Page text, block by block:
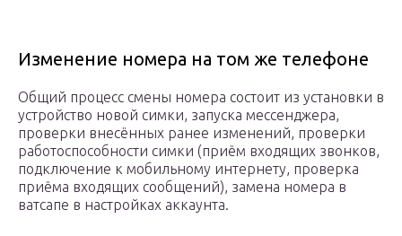
Изменение номера на том же телефоне
Общий процесс смены номера состоит из установки в
устройство новой симки, запуска мессенджера,
проверки внесённых ранее изменений, проверки
работоспособности симки (приём входящих звонков,
подключение к мобильному интернету, проверка
приёма входящих сообщений), замена номера в
ватсапе в настройках аккаунта.